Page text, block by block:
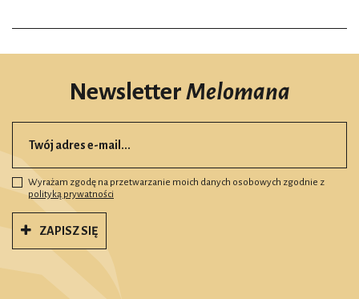
NewsletterMelomana
Wyrażam zgodę na przetwarzanie moich danych osobowych zgodnie z
polityką prywatności
ZAPISZ SIĘ